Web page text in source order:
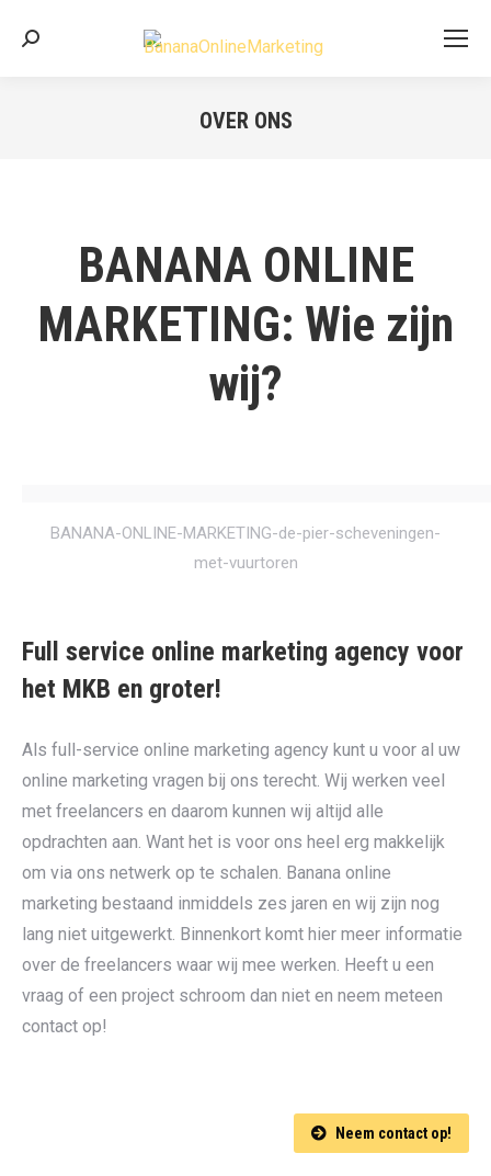
Search:
OVER ONS
BANANA ONLINE
MARKETING: Wie zijn
wij?
BANANA-ONLINE-MARKETING-de-pier-scheveningen-
met-vuurtoren
Full service online marketing agency voor
het MKB en groter!
Als full-service online marketing agency kunt u voor al uw
online marketing vragen bij ons terecht. Wij werken veel
met freelancers en daarom kunnen wij altijd alle
opdrachten aan. Want het is voor ons heel erg makkelijk
om via ons netwerk op te schalen. Banana online
marketing bestaand inmiddels zes jaren en wij zijn nog
lang niet uitgewerkt. Binnenkort komt hier meer informatie
over de freelancers waar wij mee werken. Heeft u een
vraag of een project schroom dan niet en neem meteen
contact op!
Neem contact op!